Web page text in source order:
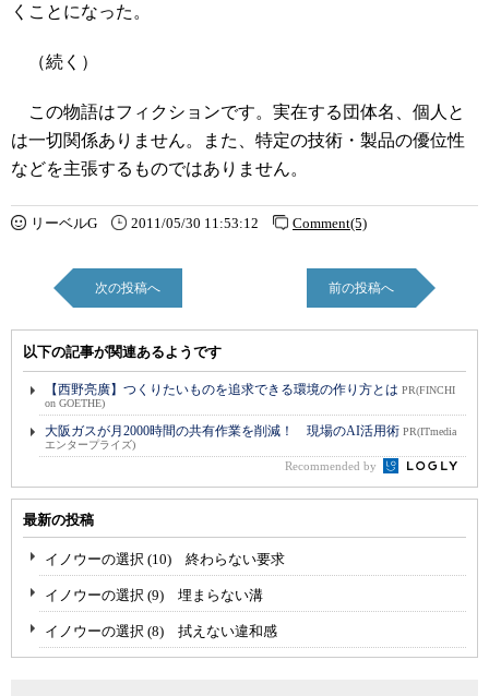
くことになった。
（続く）
この物語はフィクションです。実在する団体名、個人と
は一切関係ありません。また、特定の技術・製品の優位性
などを主張するものではありません。
リーベルG 2011/05/30 11:53:12 Comment(5)
次の投稿へ 前の投稿へ
以下の記事が関連あるようです
【西野亮廣】つくりたいものを追求できる環境の作り方とは PR(FINCHI
on GOETHE)
大阪ガスが月2000時間の共有作業を削減！ 現場のAI活用術 PR(ITmedia
エンタープライズ)
Recommended by
最新の投稿
イノウーの選択 (10) 終わらない要求
イノウーの選択 (9) 埋まらない溝
イノウーの選択 (8) 拭えない違和感